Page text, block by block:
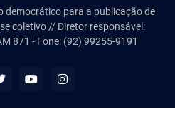
democrático para a publicação de
coletivo // Diretor responsável:
871 - Fone: (92) 99255-9191